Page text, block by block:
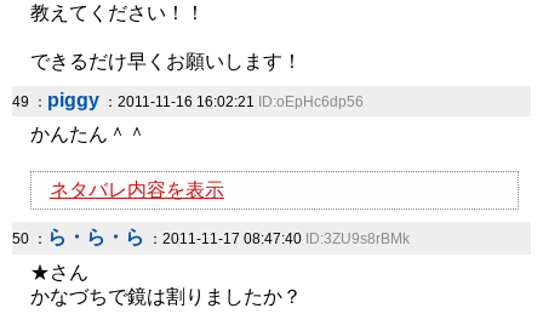
教えてください！！
できるだけ早くお願いします！
49 ： piggy ：2011-11-16 16:02:21 ID:oEpHc6dp56
かんたん＾＾
ネタバレ内容を表示
50 ： ら・ら・ら ：2011-11-17 08:47:40 ID:3ZU9s8rBMk
★さん
かなづちで鏡は割りましたか？